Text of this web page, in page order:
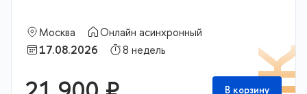
Москва
Онлайн асинхронный
17.08.2026
8 недель
В корзину